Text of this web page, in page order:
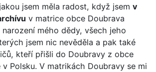
jsem měla radost, když jsem v
v matrice obce Doubrava
mého dědy, všech jeho
jsem nic nevěděla a pak také
kteří přišli do Doubravy z obce
v Polsku. V matrikách Doubravy se mi